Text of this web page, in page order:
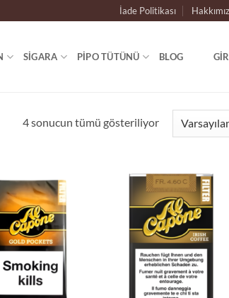
İade Politikası
SIGARA PIPO TÜTÜNÜ BLOG
4 sonucun tümü gösteriliyor